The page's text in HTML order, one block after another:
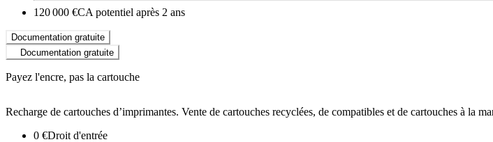
120 000 €CA potentiel après 2 ans
Documentation gratuite
Documentation gratuite
Payez l'encre, pas la cartouche
Recharge de cartouches d’imprimantes. Vente de cartouches recyclées, de compatibles et de cartouches à la
0 €Droit d'entrée